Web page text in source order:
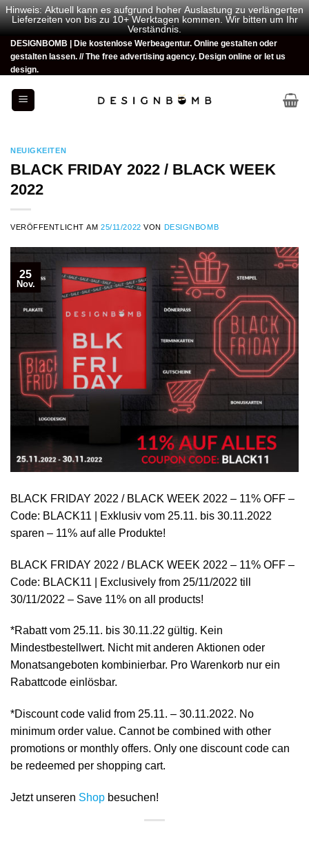
Hinweis: Aktuell kann es aufgrund hoher Auslastung zu verlängerten
Lieferzeiten von bis zu 10+ Werktagen kommen. Wir bitten um Ihr
Verständnis.
Zum
Inhalt
springen
DESIGNBOMB | Die kostenlose Werbeagentur. Online gestalten oder
gestalten lassen. // The free advertising agency. Design online or let us
design.
NEUIGKEITEN
BLACK FRIDAY 2022 / BLACK WEEK
2022
VERÖFFENTLICHT AM25/11/2022 VON DESIGNBOMB
25
Nov.
BLACK FRIDAY 2022 / BLACK WEEK 2022 – 11% OFF –
Code: BLACK11 | Exklusiv vom 25.11. bis 30.11.2022
sparen – 11% auf alle Produkte!
BLACK FRIDAY 2022 / BLACK WEEK 2022 – 11% OFF –
Code: BLACK11 | Exclusively from 25/11/2022 till
30/11/2022 – Save 11% on all products!
*Rabatt vom 25.11. bis 30.11.22 gültig. Kein
Mindestbestellwert. Nicht mit anderen Aktionen oder
Monatsangeboten kombinierbar. Pro Warenkorb nur ein
Rabattcode einlösbar.
*Discount code valid from 25.11. – 30.11.2022. No
minimum order value. Cannot be combined with other
promotions or monthly offers. Only one discount code can
be redeemed per shopping cart.
Jetzt unseren Shop besuchen!